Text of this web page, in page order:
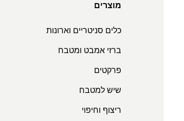
מוצרים
כלים סניטריים וארונות
ברזי אמבט ומטבח
פרקטים
שיש למטבח
ריצוף וחיפוי